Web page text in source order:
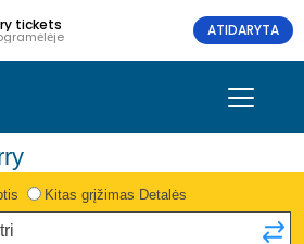
tickets ATIDARYTA
Kitas grįžimas Detalės